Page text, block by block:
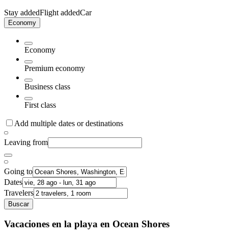
Stay addedFlight addedCar
Economy
Economy
Premium economy
Business class
First class
Add multiple dates or destinations
Leaving from
Going to
Dates
Travelers
Buscar
Vacaciones en la playa en Ocean Shores